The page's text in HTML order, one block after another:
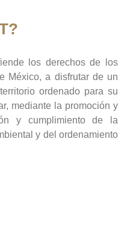
los derechos de los
México, a disfrutar de un
ordenado para su
mediante la promoción y
y cumplimiento de la
y del ordenamiento